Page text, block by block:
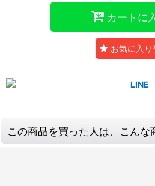
カートに
お気に入り
この商品を買った人は、こんな